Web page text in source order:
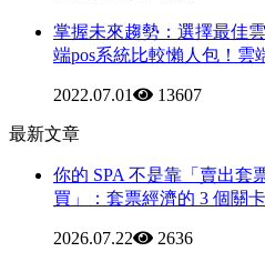
掌握未來趨勢：選擇最佳
端pos系統比較懶人包！雲
2022.07.01 13607
最新文章
你的 SPA 不是靠「賣出套
買」：套票經濟的 3 個關
2026.07.22 2636